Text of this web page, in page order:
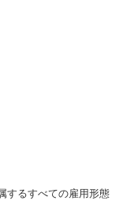
するすべての雇用形態